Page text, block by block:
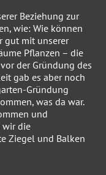
Beziehung zur
wie: Wie können
gut mit unserer
Pflanzen – die
der Gründung des
gab es aber noch
Gründung
was da war.
und
wir die
Ziegel und Balken